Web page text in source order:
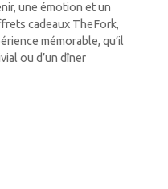
une émotion et un
cadeaux TheFork,
mémorable, qu’il
ou d’un dîner